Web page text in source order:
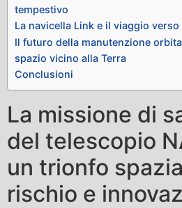
tempestivo
La navicella Link e il viaggio
Il futuro della manutenzione
spazio vicino alla Terra
Conclusioni
La missione di
del telescopio
un trionfo
rischio e